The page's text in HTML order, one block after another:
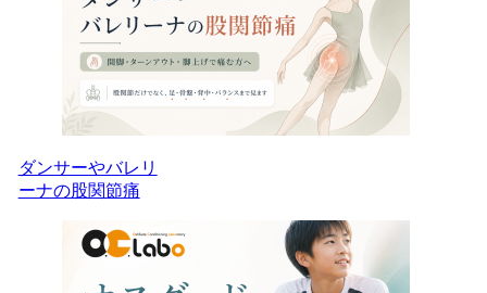
ダンサーやバレリ
ーナの股関節痛